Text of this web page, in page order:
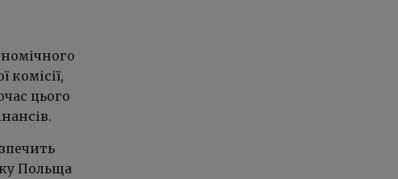
комісії,
цього
Польща